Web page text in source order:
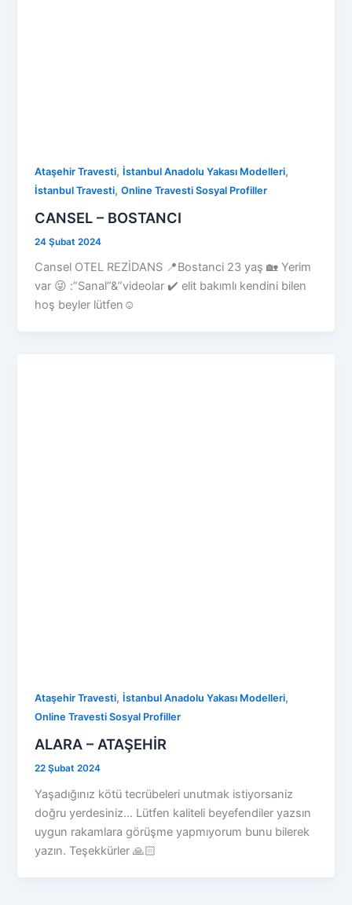
Ataşehir Travesti, İstanbul Anadolu Yakası Modelleri,
İstanbul Travesti,Online Travesti Sosyal Profiller
CANSEL – BOSTANCI
24 Şubat 2024
Cansel OTEL REZİDANS 📍Bostanci 23 yaş 🏡 Yerim
var 😜 :”Sanal”&”videolar ✔️ elit bakımlı kendini bilen
hoş beyler lütfen☺️
Ataşehir Travesti, İstanbul Anadolu Yakası Modelleri,
Online Travesti Sosyal Profiller
ALARA – ATAŞEHİR
22 Şubat 2024
Yaşadığınız kötü tecrübeleri unutmak istiyorsaniz
doğru yerdesiniz… Lütfen kaliteli beyefendiler yazsın
uygun rakamlara görüşme yapmıyorum bunu bilerek
yazın. Teşekkürler 🙏🏻